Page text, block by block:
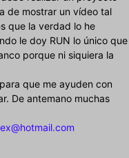
de mostrar un vídeo tal
que la verdad lo he
le doy RUN lo único que
porque ni siquiera la
que me ayuden con
De antemano muchas